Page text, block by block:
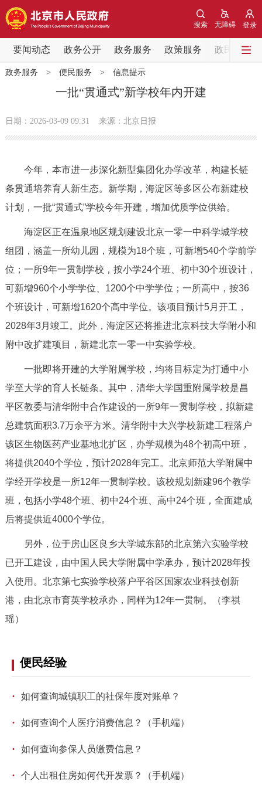
登录
无障碍
搜索
要闻动态 政务公开 政务服务 政策服务 政民互动
要闻动态
党中央精神 国务院信息
政务公开
市领导 机构职能 政策服务
专题公开
政务服务
便民服务 利企服务 投资项目
中介服务 阳光政务
12345网上接诉即办 我要咨询 我要建议
参与调查 在线访谈 图说互动
北京概况 十六区概览 人文北京
绿色北京 图说北京 视频北京
多语种
DEUTSCH FRANÇAIS
ESPAÑOL العربية
政务服务 > 便民服务 > 信息提示
一批“贯通式”新学校年内开建
日期：2026-03-09 09:31 来源：北京日报
今年，本市进一步深化新型集团化办学改革，构建长链
条贯通培养育人新生态。新学期，海淀区等多区公布新建校
计划，一批“贯通式”学校今年开建，增加优质学位供给。
海淀区正在温泉地区规划建设北京一零一中科学城学校
组团，涵盖一所幼儿园，规模为18个班，可新增540个学前学
位；一所9年一贯制学校，按小学24个班、初中30个班设计，
可新增960个小学学位、1200个中学学位；一所高中，按36
个班设计，可新增1620个高中学位。该项目预计5月开工，
2028年3月竣工。此外，海淀区还将推进北京科技大学附小和
附中改扩建项目，新建北京一零一中实验学校。
一批即将开建的大学附属学校，均将目标定为打通中小
学至大学的育人长链条。其中，清华大学国重附属学校是昌
平区教委与清华附中合作建设的一所9年一贯制学校，拟新建
总建筑面积3.7万余平方米。清华附中大兴学校新建工程落户
该区生物医药产业基地北扩区，办学规模为48个初高中班，
将提供2040个学位，预计2028年完工。北京师范大学附属中
学经开学校是一所12年一贯制学校。该校规划新建96个教学
班，包括小学48个班、初中24个班、高中24个班，全面建成
后将提供近4000个学位。
另外，位于房山区良乡大学城东部的北京第六实验学校
已开工建设，由中国人民大学附属中学承办，预计2028年投
入使用。北京第七实验学校落户平谷区国家农业科技创新
港，由北京市育英学校承办，同样为12年一贯制。（李祺
瑶）
便民经验
· 如何查询城镇职工的社保年度对账单？
· 如何查询个人医疗消费信息？（手机端）
· 如何查询参保人员缴费信息？
· 个人出租住房如何代开发票？（手机端）